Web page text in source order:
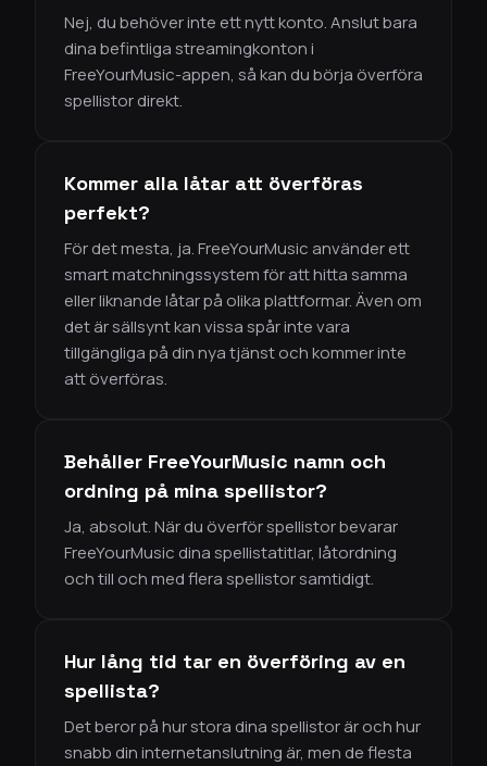
Nej, du behöver inte ett nytt konto. Anslut bara
dina befintliga streamingkonton i
FreeYourMusic-appen, så kan du börja överföra
spellistor direkt.
Kommer alla låtar att överföras
perfekt?
För det mesta, ja. FreeYourMusic använder ett
smart matchningssystem för att hitta samma
eller liknande låtar på olika plattformar. Även om
det är sällsynt kan vissa spår inte vara
tillgängliga på din nya tjänst och kommer inte
att överföras.
Behåller FreeYourMusic namn och
ordning på mina spellistor?
Ja, absolut. När du överför spellistor bevarar
FreeYourMusic dina spellistatitlar, låtordning
och till och med flera spellistor samtidigt.
Hur lång tid tar en överföring av en
spellista?
Det beror på hur stora dina spellistor är och hur
snabb din internetanslutning är, men de flesta